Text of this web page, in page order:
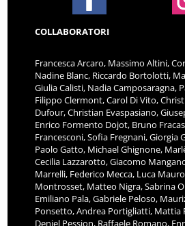
COLLABORATORI
Francesca Arcaro, Massimo Altini,
Nadine Blanc, Riccardo Bortolotti,
Giulia Calisti, Nadia Camposaragna,
Filippo Clermont, Carol Di Vito,
Dufour, Christian Evaspasiano,
Enrico Formento Dojot, Bruno
Francesconi, Sofia Fregnani, Giorgia
Paolo Gatto, Michael Ghignone,
Cecilia Lazzarotto, Giacomo
Marrelli, Federico Mecca, Luca
Montrosset, Matteo Nigra, Sabrina
Emiliano Pala, Gabriele Peloso,
Ponsetto, Andrea Portigliatti, Mattia
Deniel Pession, Raffaele Romano,